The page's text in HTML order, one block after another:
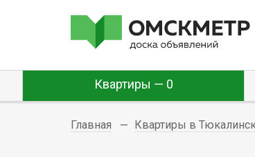
Квартиры — 0
Главная Квартиры в